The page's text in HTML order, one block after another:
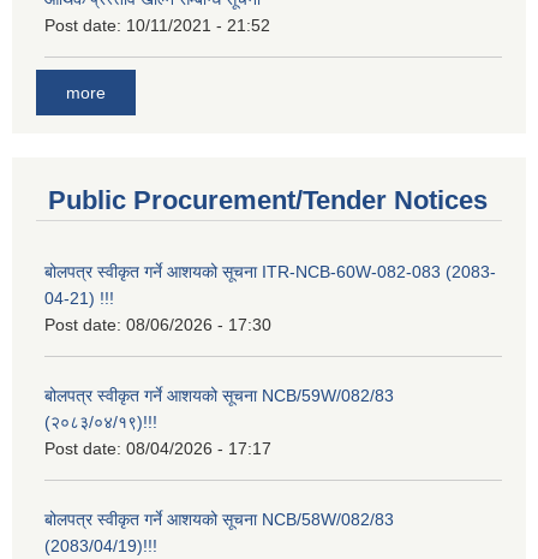
Post date: 10/11/2021 - 21:52
more
Public Procurement/Tender Notices
बोलपत्र स्वीकृत गर्ने आशयको सूचना ITR-NCB-60W-082-083 (2083-
04-21) !!!
Post date: 08/06/2026 - 17:30
बोलपत्र स्वीकृत गर्ने आशयको सूचना NCB/59W/082/83
(२०८३/०४/१९)!!!
Post date: 08/04/2026 - 17:17
बोलपत्र स्वीकृत गर्ने आशयको सूचना NCB/58W/082/83
(2083/04/19)!!!